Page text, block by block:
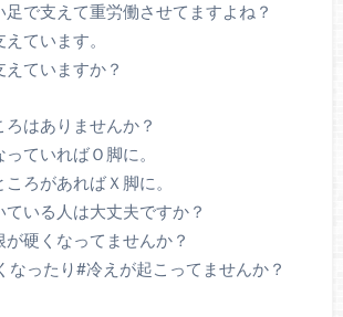
足で支えて重労働させてますよね？
ています。
ていますか？
はありませんか？
っていればＯ脚に。
ころがあればＸ脚に。
ている人は大丈夫ですか？
が硬くなってませんか？
なったり#冷え が起こってませんか？